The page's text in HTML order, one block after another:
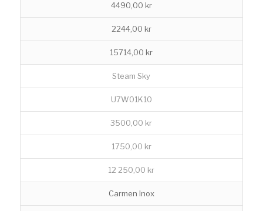
4490,00 kr
2244,00 kr
15714,00 kr
Steam Sky
U7W01K10
3500,00 kr
1750,00 kr
12 250,00 kr
Carmen Inox